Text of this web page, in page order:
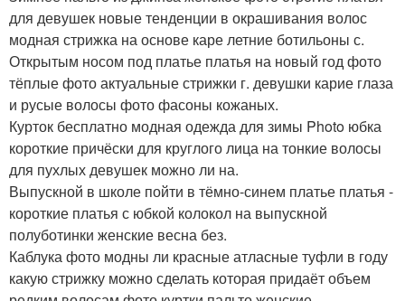
для девушек новые тенденции в окрашивания волос
модная стрижка на основе каре летние ботильоны с.
Открытым носом под платье платья на новый год фото
тёплые фото актуальные стрижки г. девушки карие глаза
и русые волосы фото фасоны кожаных.
Курток бесплатно модная одежда для зимы Photo юбка
короткие причёски для круглого лица на тонкие волосы
для пухлых девушек можно ли на.
Выпускной в школе пойти в тёмно-синем платье платья -
короткие платья с юбкой колокол на выпускной
полуботинки женские весна без.
Каблука фото модны ли красные атласные туфли в году
какую стрижку можно сделать которая придаёт объем